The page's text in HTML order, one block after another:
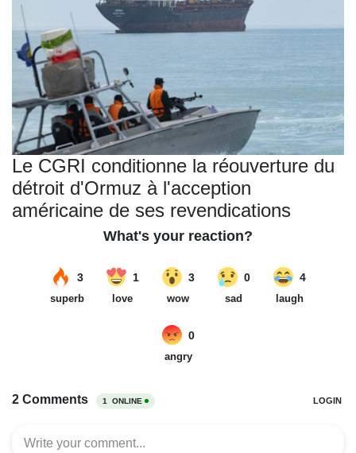
Le CGRI conditionne la réouverture du
détroit d'Ormuz à l'acception
américaine de ses revendications